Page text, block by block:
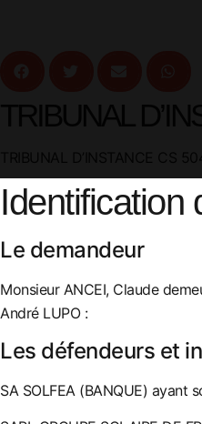
Identification
Le demandeur
Monsieur ANCEI, Claude
André LUPO :
Les défendeurs et
SA SOLFEA (BANQUE) ayant